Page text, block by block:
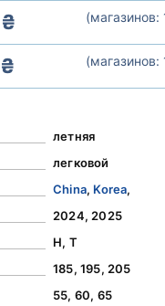
(магазинов:
(магазинов:
летняя
легковой
China, Korea,
2024, 2025
H, T
185, 195, 205
55, 60, 65